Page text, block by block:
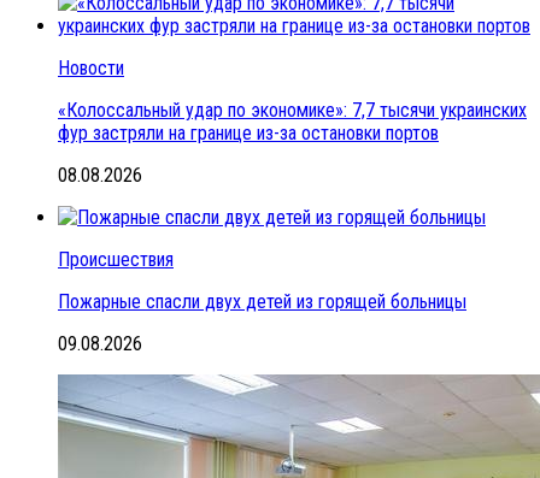
Новости
«Колоссальный удар по экономике»: 7,7 тысячи украинских
фур застряли на границе из-за остановки портов
08.08.2026
Происшествия
Пожарные спасли двух детей из горящей больницы
09.08.2026